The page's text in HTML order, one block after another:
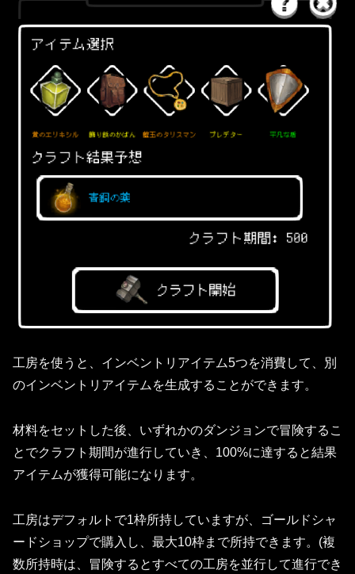
工房を使うと、インベントリアイテム5つを消費して、別
のインベントリアイテムを生成することができます。
材料をセットした後、いずれかのダンジョンで冒険するこ
とでクラフト期間が進行していき、100%に達すると結果
アイテムが獲得可能になります。
工房はデフォルトで1枠所持していますが、ゴールドシャ
ードショップで購入し、最大10枠まで所持できます。(複
数所持時は、冒険するとすべての工房を並行して進行でき